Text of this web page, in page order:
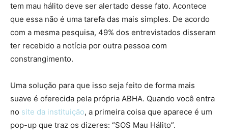
tem mau hálito deve ser alertado desse fato. Acontece
que essa não é uma tarefa das mais simples. De acordo
com a mesma pesquisa, 49% dos entrevistados disseram
ter recebido a notícia por outra pessoa com
constrangimento.
Uma solução para que isso seja feito de forma mais
suave é oferecida pela própria ABHA. Quando você entra
no site da instituição, a primeira coisa que aparece é um
pop-up que traz os dizeres: “SOS Mau Hálito”.